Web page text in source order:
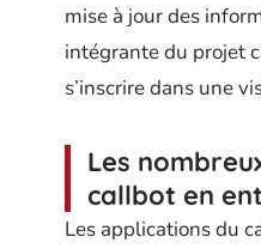
mise à jour des
intégrante du projet
s’inscrire dans une
Les
callbot en
Les applications du